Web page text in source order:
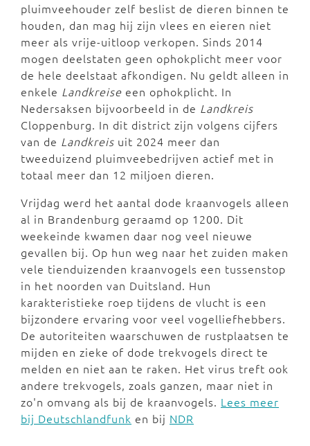
pluimveehouder zelf beslist de dieren binnen te
houden, dan mag hij zijn vlees en eieren niet
meer als vrije-uitloop verkopen. Sinds 2014
mogen deelstaten geen ophokplicht meer voor
de hele deelstaat afkondigen. Nu geldt alleen in
enkele Landkreise een ophokplicht. In
Nedersaksen bijvoorbeeld in de Landkreis
Cloppenburg. In dit district zijn volgens cijfers
van de Landkreis uit 2024 meer dan
tweeduizend pluimveebedrijven actief met in
totaal meer dan 12 miljoen dieren.
Vrijdag werd het aantal dode kraanvogels alleen
al in Brandenburg geraamd op 1200. Dit
weekeinde kwamen daar nog veel nieuwe
gevallen bij. Op hun weg naar het zuiden maken
vele tienduizenden kraanvogels een tussenstop
in het noorden van Duitsland. Hun
karakteristieke roep tijdens de vlucht is een
bijzondere ervaring voor veel vogelliefhebbers.
De autoriteiten waarschuwen de rustplaatsen te
mijden en zieke of dode trekvogels direct te
melden en niet aan te raken. Het virus treft ook
andere trekvogels, zoals ganzen, maar niet in
zo'n omvang als bij de kraanvogels. Lees meer
bij Deutschlandfunk en bij NDR